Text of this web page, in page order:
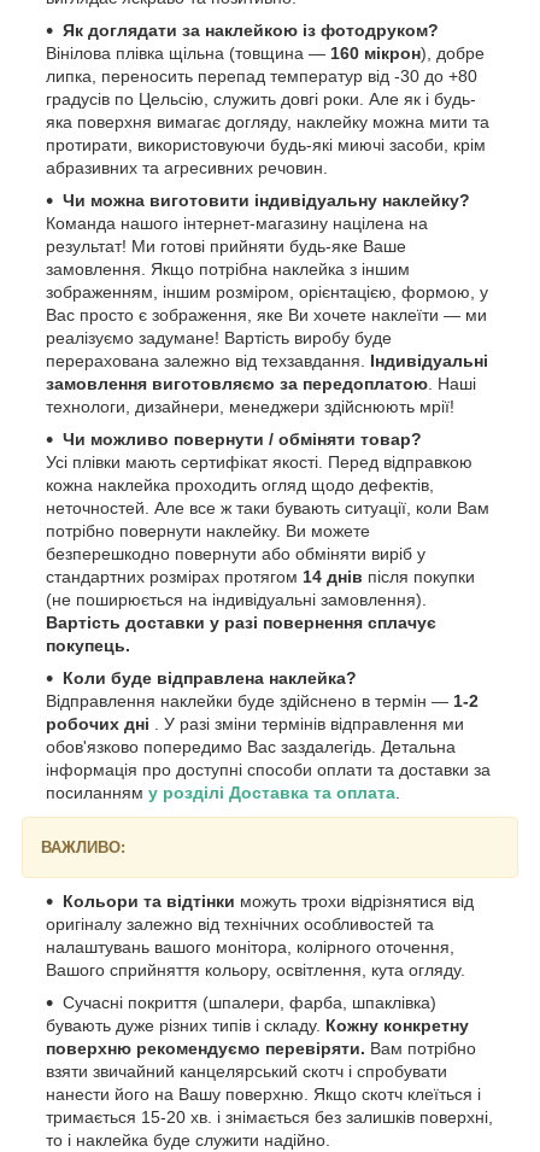
Як доглядати за наклейкою із фотодруком?
Вінілова плівка щільна (товщина — 160 мікрон), добре
липка, переносить перепад температур від -30 до +80
градусів по Цельсію, служить довгі роки. Але як і будь-
яка поверхня вимагає догляду, наклейку можна мити та
протирати, використовуючи будь-які миючі засоби, крім
абразивних та агресивних речовин.
Чи можна виготовити індивідуальну наклейку?
Команда нашого інтернет-магазину націлена на
результат! Ми готові прийняти будь-яке Ваше
замовлення. Якщо потрібна наклейка з іншим
зображенням, іншим розміром, орієнтацією, формою, у
Вас просто є зображення, яке Ви хочете наклеїти — ми
реалізуємо задумане! Вартість виробу буде
перерахована залежно від техзавдання. Індивідуальні
замовлення виготовляємо за передоплатою . Наші
технологи, дизайнери, менеджери здійснюють мрії!
Чи можливо повернути / обміняти товар?
Усі плівки мають сертифікат якості. Перед відправкою
кожна наклейка проходить огляд щодо дефектів,
неточностей. Але все ж таки бувають ситуації, коли Вам
потрібно повернути наклейку. Ви можете
безперешкодно повернути або обміняти виріб у
стандартних розмірах протягом 14 днів після покупки
(не поширюється на індивідуальні замовлення).
Вартість доставки у разі повернення сплачує
покупець.
Коли буде відправлена наклейка?
Відправлення наклейки буде здійснено в термін — 1-2
робочих дні . У разі зміни термінів відправлення ми
обов'язково попередимо Вас заздалегідь. Детальна
інформація про доступні способи оплати та доставки за
посиланням у розділі Доставка та оплата
ВАЖЛИВО:
Кольори та відтінки можуть трохи відрізнятися від
оригіналу залежно від технічних особливостей та
налаштувань вашого монітора, колірного оточення,
Вашого сприйняття кольору, освітлення, кута огляду.
Сучасні покриття (шпалери, фарба, шпаклівка)
бувають дуже різних типів і складу. Кожну конкретну
поверхню рекомендуємо перевіряти. Вам потрібно
взяти звичайний канцелярський скотч і спробувати
нанести його на Вашу поверхню. Якщо скотч клеїться і
тримається 15-20 хв. і знімається без залишків поверхні,
то і наклейка буде служити надійно.